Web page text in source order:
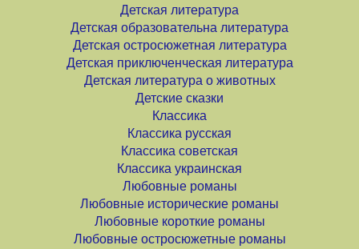
Детская литература
Детская образовательна литература
Детская остросюжетная литература
Детская приключенческая литература
Детская литература о животных
Детские сказки
Классика
Классика русская
Классика советская
Классика украинская
Любовные романы
Любовные исторические романы
Любовные короткие романы
Любовные остросюжетные романы